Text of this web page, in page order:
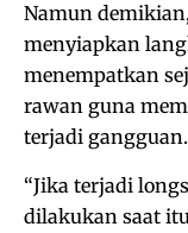
Namun
menyiapkan
menempatkan
rawan guna
terjadi gangguan.
“Jika terjadi
dilakukan saat